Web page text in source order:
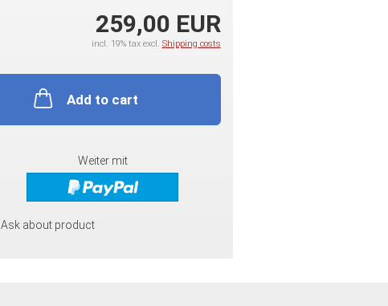
259,00 EUR
incl. 19% tax excl. Shipping costs
Add to cart
Weiter mit
Ask about product